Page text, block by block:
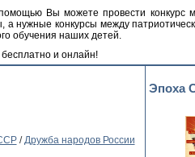
Вы можете провести конкурс
а нужные конкурсы между
обучения наших детей.
и онлайн!
/Дружба народов России
Эпоха